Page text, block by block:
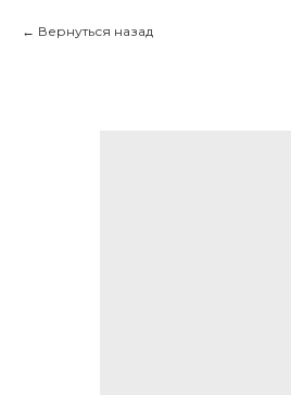
Вернуться назад